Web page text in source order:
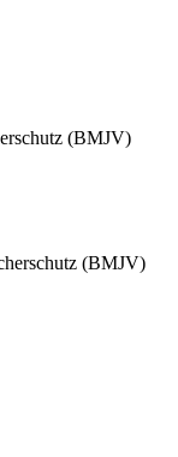
(BMJV)
(BMJV)